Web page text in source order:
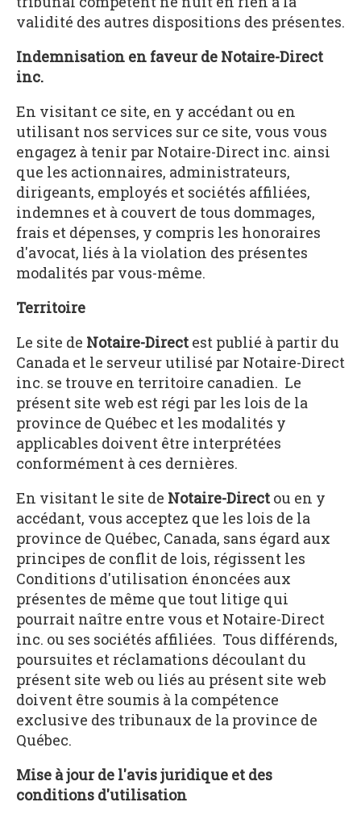
validité des autres dispositions des présentes.
Indemnisation en faveur de Notaire-Direct
inc.
En visitant ce site, en y accédant ou en
utilisant nos services sur ce site, vous vous
engagez à tenir par Notaire-Direct inc. ainsi
que les actionnaires, administrateurs,
dirigeants, employés et sociétés affiliées,
indemnes et à couvert de tous dommages,
frais et dépenses, y compris les honoraires
d'avocat, liés à la violation des présentes
modalités par vous-même.
Territoire
Le site de Notaire-Directest publié à partir du
Canada et le serveur utilisé par Notaire-Direct
inc. se trouve en territoire canadien. Le
présent site web est régi par les lois de la
province de Québec et les modalités y
applicables doivent être interprétées
conformément à ces dernières.
En visitant le site de Notaire-Directou en y
accédant, vous acceptez que les lois de la
province de Québec, Canada, sans égard aux
principes de conflit de lois, régissent les
Conditions d'utilisation énoncées aux
présentes de même que tout litige qui
pourrait naître entre vous et Notaire-Direct
inc. ou ses sociétés affiliées. Tous différends,
poursuites et réclamations découlant du
présent site web ou liés au présent site web
doivent être soumis à la compétence
exclusive des tribunaux de la province de
Québec.
Mise à jour de l'avis juridique et des
conditions d'utilisation